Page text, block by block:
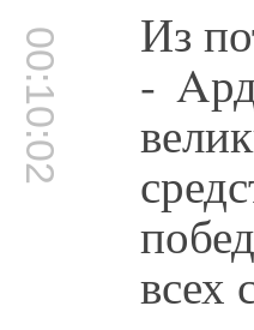
00:10:02 Из
-
всех